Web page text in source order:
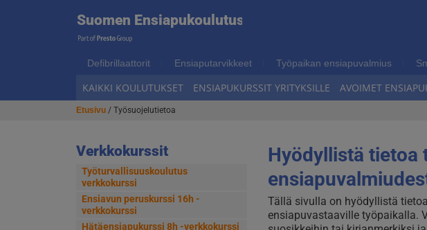
Hyppää
navigointiin
Hyppää
sisältöön
Suomen EnsiapukoulutusSuomen
Defibrillaattorit Ensiaputarvikkeet Työpaikan ensiapuvalmius
KAIKKI KOULUTUKSET ENSIAPUKURSSIT YRITYKSILLE AVOIMET
Etusivu/ Työsuojelutietoa
Verkkokurssit
Työturvallisuuskoulutus
verkkokurssi
Ensiavun peruskurssi 16h -
verkkokurssi
Hätäensiapukurssi 8h -verkkokurssi
Hyödyllistä tietoa
Tällä sivulla on hyödyllistä
ensiapuvastaaville työpaikalla.